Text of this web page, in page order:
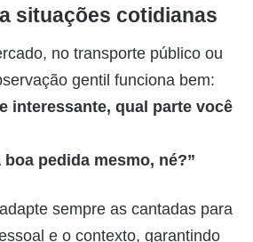
situações cotidianas
no transporte público ou
gentil funciona bem:
interessante, qual parte você
boa pedida mesmo, né?”
adapte sempre as cantadas para
e o contexto, garantindo